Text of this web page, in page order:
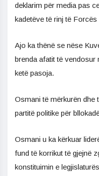
deklarim për media pas
kadetëve të rinj të
Ajo ka thënë se nëse
brenda afatit të vendosur
ketë pasoja.
Osmani të mërkurën dhe
partitë politike për
Osmani u ka kërkuar
fund të korrikut të gjejnë
konstituimin e